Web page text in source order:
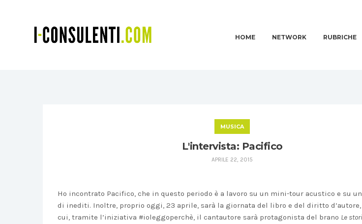
HOME NETWORK RUBRICHE
MUSICA
L'intervista: Pacifico
APRILE 22, 2015
Ho incontrato Pacifico, che in questo periodo è a lavoro su un mini-tour acustico e su
di inediti. Inoltre, proprio oggi, 23 aprile, sarà la giornata del libro e del diritto d’autore,
cui, tramite l’iniziativa #ioleggoperchè, il cantautore sarà protagonista del brano Le